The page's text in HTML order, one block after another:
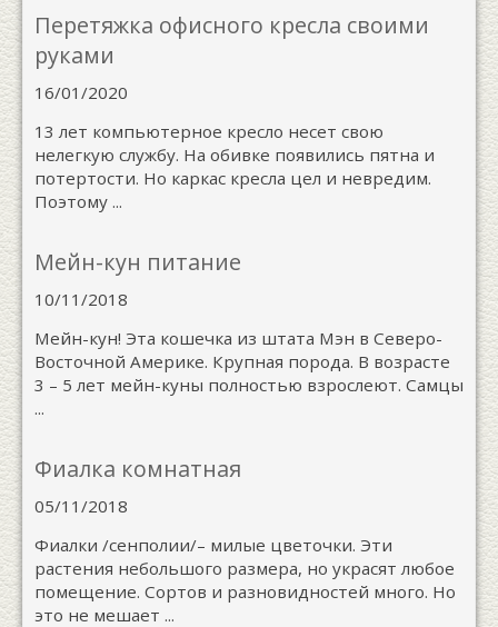
Перетяжка офисного кресла своими
руками
16/01/2020
13 лет компьютерное кресло несет свою
нелегкую службу. На обивке появились пятна и
потертости. Но каркас кресла цел и невредим.
Поэтому ...
Мейн-кун питание
10/11/2018
Мейн-кун! Эта кошечка из штата Мэн в Северо-
Восточной Америке. Крупная порода. В возрасте
3 – 5 лет мейн-куны полностью взрослеют. Самцы
...
Фиалка комнатная
05/11/2018
Фиалки /сенполии/– милые цветочки. Эти
растения небольшого размера, но украсят любое
помещение. Сортов и разновидностей много. Но
это не мешает ...